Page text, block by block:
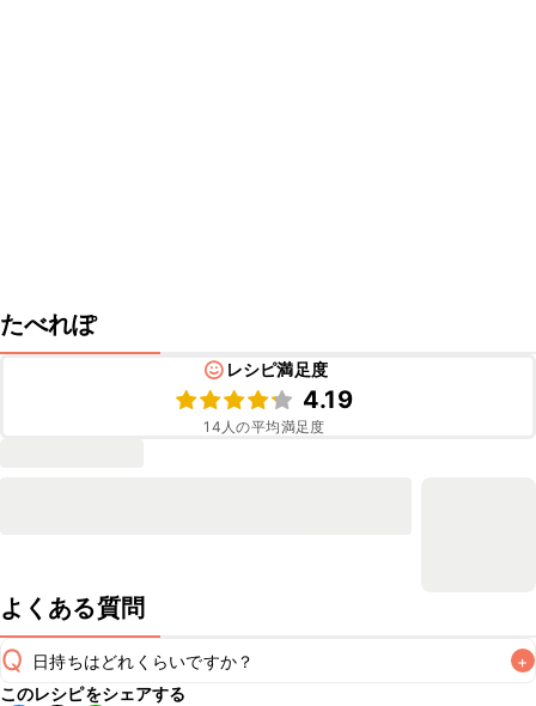
たべれぽ
レシピ満足度
4.19
14 人の平均満足度
よくある質問
Q 日持ちはどれくらいですか？ +
このレシピをシェアする